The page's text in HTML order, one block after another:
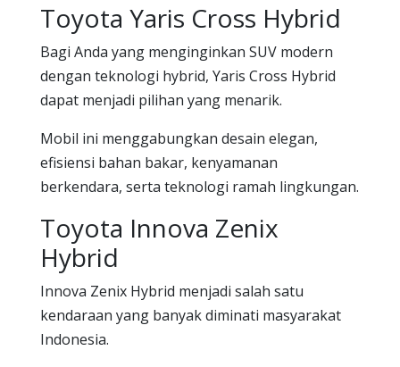
Toyota Yaris Cross Hybrid
Bagi Anda yang menginginkan SUV modern
dengan teknologi hybrid, Yaris Cross Hybrid
dapat menjadi pilihan yang menarik.
Mobil ini menggabungkan desain elegan,
efisiensi bahan bakar, kenyamanan
berkendara, serta teknologi ramah lingkungan.
Toyota Innova Zenix
Hybrid
Innova Zenix Hybrid menjadi salah satu
kendaraan yang banyak diminati masyarakat
Indonesia.